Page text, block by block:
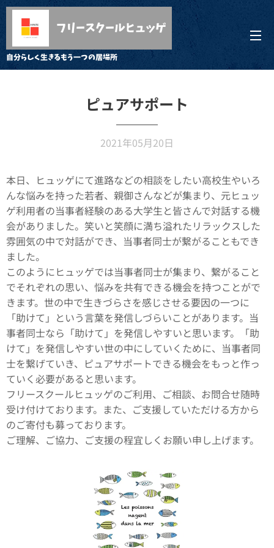
フリースクールヒュッゲ
自分らしく生きるもう一つの居場所
ピュアサポート
2021年05月20日
本日、ヒュッゲにて進路などの相談をしたい高校生やいろ
んな悩みを持った若者、親御さんなどが集まり、元ヒュッ
ゲ利用者の当事者経験のある大学生と皆さんで対話する機
会がありました。笑いと笑顔に満ち溢れたリラックスした
雰囲気の中で対話ができ、当事者同士が繋がることもでき
ました。
このようにヒュッゲでは当事者同士が集まり、繋がること
でそれぞれの思い、悩みを共有できる機会を持つことがで
きます。世の中で生きづらさを感じさせる要因の一つに
「助けて」という言葉を発信しづらいことがあります。当
事者同士なら「助けて」を発信しやすいと思います。「助
けて」を発信しやすい世の中にしていくために、当事者同
士を繋げていき、ピュアサポートできる機会をもっと作っ
ていく必要があると思います。
フリースクールヒュッゲのご利用、ご相談、お問合せ随時
受け付けております。また、ご支援していただける方から
のご寄付も募っております。
ご理解、ご協力、ご支援の程宜しくお願い申し上げます。